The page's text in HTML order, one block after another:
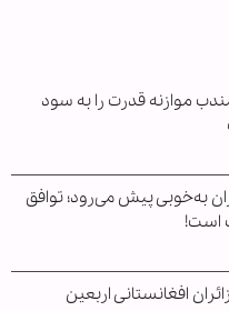
موازنه قدرت را به سود
به‌خوبی پیش می‌رود؛ توافق
است!
افغانستانی اربعین